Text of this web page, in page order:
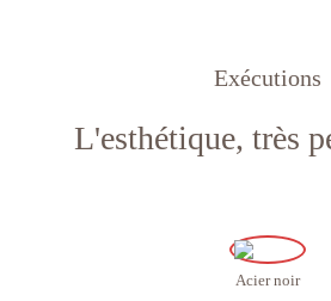
Exécutions
L'esthétique, très
Acier noir